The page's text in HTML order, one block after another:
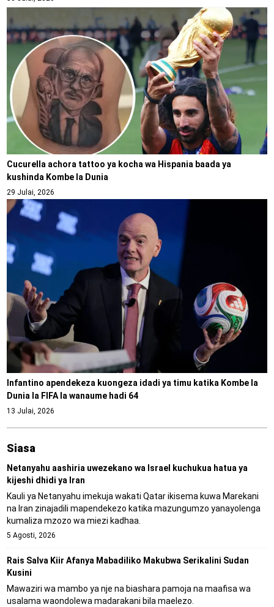
Cucurella achora tattoo ya kocha wa Hispania baada ya
kushinda Kombe la Dunia
29 Julai, 2026
Infantino apendekeza kuongeza idadi ya timu katika Kombe la
Dunia la FIFA la wanaume hadi 64
13 Julai, 2026
Siasa
Netanyahu aashiria uwezekano wa Israel kuchukua hatua ya
kijeshi dhidi ya Iran
Kauli ya Netanyahu imekuja wakati Qatar ikisema kuwa Marekani
na Iran zinajadili mapendekezo katika mazungumzo yanayolenga
kumaliza mzozo wa miezi kadhaa.
5 Agosti, 2026
Rais Salva Kiir Afanya Mabadiliko Makubwa Serikalini Sudan
Kusini
Mawaziri wa mambo ya nje na biashara pamoja na maafisa wa
usalama waondolewa madarakani bila maelezo.